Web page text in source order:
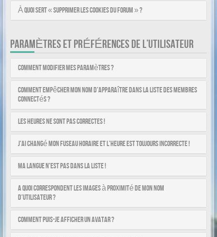
À quoi sert « Supprimer les cookies du forum » ?
PARAMÈTRES ET PRÉFÉRENCES DE L’UTILISATEUR
Comment modifier mes paramètres ?
Comment empêcher mon nom d’apparaître dans la liste des membres
connectés ?
Les heures ne sont pas correctes !
J’ai changé mon fuseau horaire et l’heure est toujours incorrecte !
Ma langue n’est pas dans la liste !
A quoi correspondent les images à proximité de mon nom
d’utilisateur ?
Comment puis-je afficher un avatar ?